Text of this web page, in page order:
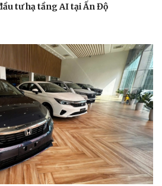
tư hạ tầng AI tại Ấn Độ